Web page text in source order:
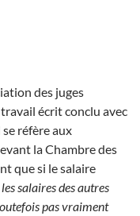
des juges
écrit conclu avec
se réfère aux
la Chambre des
que si le salaire
salaires des autres
pas vraiment